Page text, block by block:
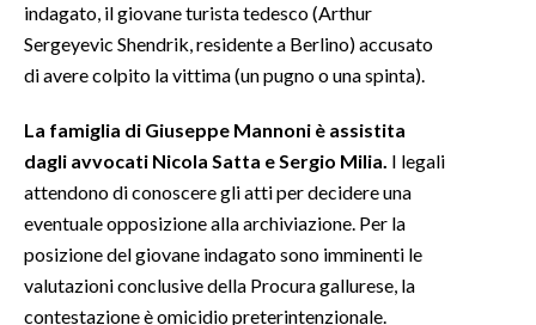
indagato, il giovane turista tedesco (Arthur
Sergeyevic Shendrik, residente a Berlino) accusato
di avere colpito la vittima (un pugno o una spinta).
La famiglia di Giuseppe Mannoni è assistita
dagli avvocati Nicola Satta e Sergio Milia. I legali
attendono di conoscere gli atti per decidere una
eventuale opposizione alla archiviazione. Per la
posizione del giovane indagato sono imminenti le
valutazioni conclusive della Procura gallurese, la
contestazione è omicidio preterintenzionale.